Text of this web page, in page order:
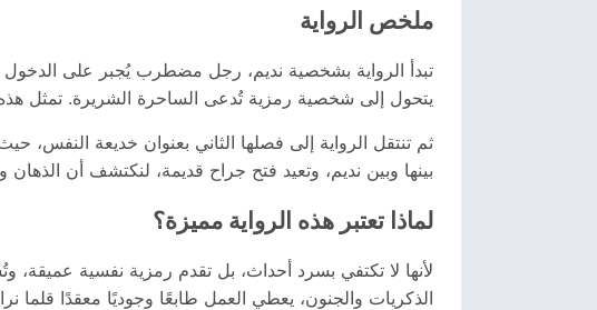
ملخص الرواية
تبدأ الرواية بشخصية نديم، رجل مضطرب يُجبر على
يتحول إلى شخصية رمزية تُدعى الساحرة الشريرة. تمثل
ثم تنتقل الرواية إلى فصلها الثاني بعنوان خديعة
بينها وبين نديم، وتعيد فتح جراح قديمة، لنكتشف أن
لماذا تعتبر هذه الرواية مميزة؟
لأنها لا تكتفي بسرد أحداث، بل تقدم رمزية نفسية
الذكريات والجنون، يعطي العمل طابعًا وجوديًا معقدًا قلما